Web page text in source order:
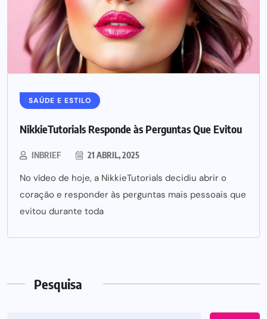
SAÚDE E ESTILO
NikkieTutorials Responde às Perguntas Que Evitou
INBRIEF 21 ABRIL, 2025
No vídeo de hoje, a NikkieTutorials decidiu abrir o
coração e responder às perguntas mais pessoais que
evitou durante toda
Pesquisa